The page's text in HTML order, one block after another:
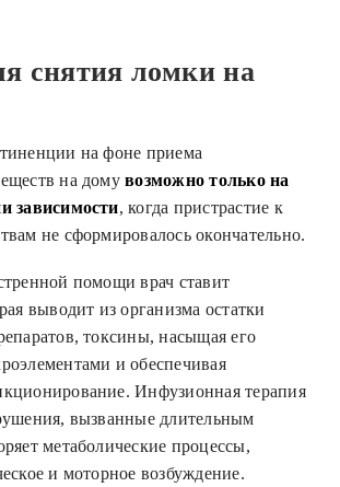
снятия ломки на
на фоне приема
на домувозможно только на
зависимости, когда пристрастие к
не сформировалось окончательно.
помощи врач ставит
выводит из организма остатки
токсины, насыщая его
и обеспечивая
Инфузионная терапия
вызванные длительным
метаболические процессы,
и моторное возбуждение.